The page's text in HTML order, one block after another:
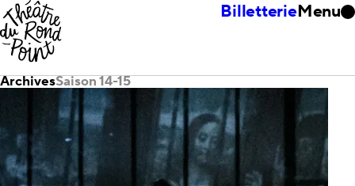
BilletterieMenu
ArchivesSaison 14-15